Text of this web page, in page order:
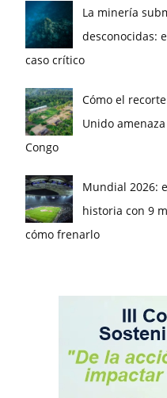
La minería
desconocidas:
caso crítico
Cómo el
Unido
Congo
Mundial 2026:
historia con 9
cómo frenarlo